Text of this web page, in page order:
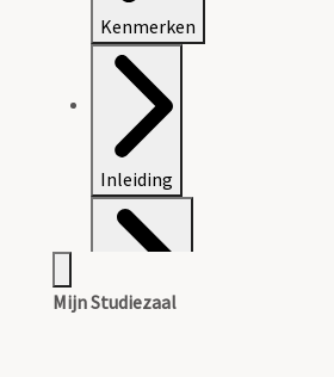
Kenmerken
Inleiding
Mijn Studiezaal